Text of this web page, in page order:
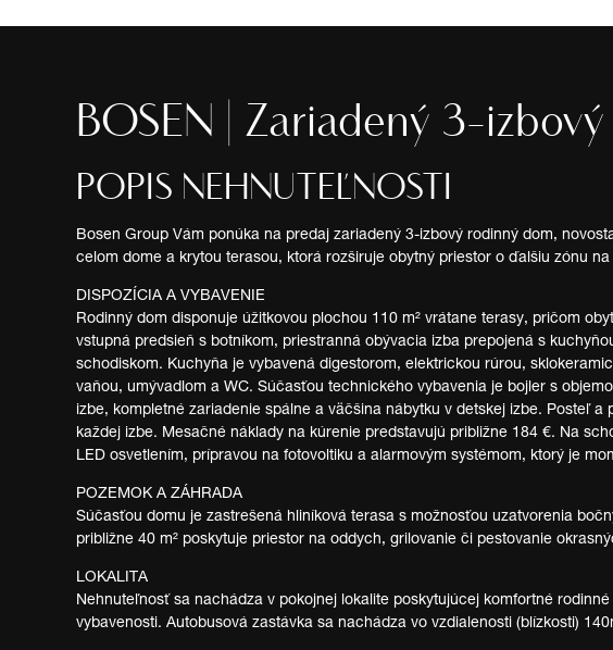
BOSEN | Zariadený 3-
POPIS NEHNUTEĽNOSTI
Bosen Group Vám ponúka na predaj zariadený 3-izbový rodinný dom,
celom dome a krytou terasou, ktorá rozširuje obytný priestor o ďalšiu zónu na
DISPOZÍCIA A VYBAVENIE
Rodinný dom disponuje úžitkovou plochou 110 m² vrátane terasy, pričom
vstupná predsieň s botníkom, priestranná obývacia izba prepojená s
schodiskom. Kuchyňa je vybavená digestorom, elektrickou rúrou,
vaňou, umývadlom a WC. Súčasťou technického vybavenia je bojler s
izbe, kompletné zariadenie spálne a väčšina nábytku v detskej izbe. Posteľ
každej izbe. Mesačné náklady na kúrenie predstavujú približne 184 €. Na
LED osvetlením, prípravou na fotovoltiku a alarmovým systémom, ktorý je
POZEMOK A ZÁHRADA
Súčasťou domu je zastrešená hliníková terasa s možnosťou uzatvorenia
približne 40 m² poskytuje priestor na oddych, grilovanie či pestovanie
LOKALITA
Nehnuteľnosť sa nachádza v pokojnej lokalite poskytujúcej komfortné
vybavenosti. Autobusová zastávka sa nachádza vo vzdialenosti (blízkosti)